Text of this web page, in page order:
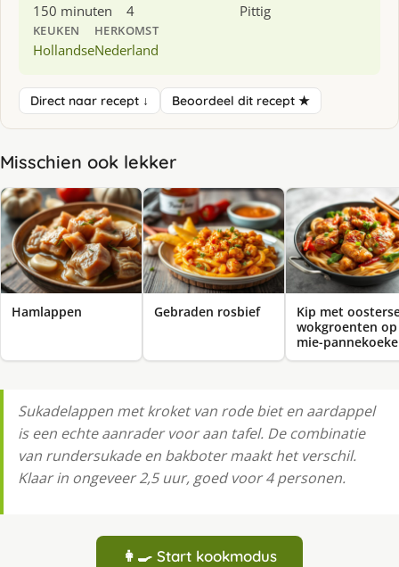
150 minuten 4 Pittig
KEUKEN
Hollandse
HERKOMST
Nederland
Direct naar recept ↓ Beoordeel dit recept ★
Misschien ook lekker
Hamlappen Gebraden rosbief
Kip met
wokgroenten op
mie-
Sukadelappen met kroket van rode biet en aardappel
is een echte aanrader voor aan tafel. De combinatie
van rundersukade en bakboter maakt het verschil.
Klaar in ongeveer 2,5 uur, goed voor 4 personen.
👩‍🍳 Start kookmodus